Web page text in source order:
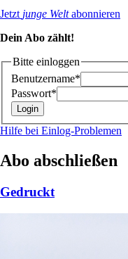
Jetzt junge Weltabonnieren
Dein Abo zählt!
Bitte einloggen
Benutzername*
Passwort*
Hilfe bei Einlog-Problemen
Abo abschließen
Gedruckt